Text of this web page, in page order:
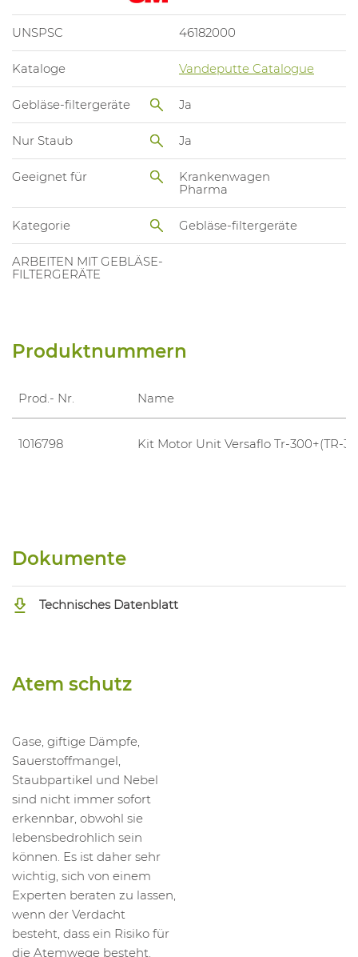
UNSPSC 46182000
Kataloge Vandeputte Catalogue
Gebläse-filtergeräte Ja
Nur Staub Ja
Geeignet für
Krankenwagen
Pharma
Kategorie Gebläse-filtergeräte
ARBEITEN MIT GEBLÄSE-
FILTERGERÄTE
Produktnummern
Prod.- Nr. Name
1016798 Kit Motor Unit Versaflo Tr-300+(TR-
Dokumente
Technisches Datenblatt
Atem schutz
Gase, giftige Dämpfe,
Sauerstoffmangel,
Staubpartikel und Nebel
sind nicht immer sofort
erkennbar, obwohl sie
lebensbedrohlich sein
können. Es ist daher sehr
wichtig, sich von einem
Experten beraten zu lassen,
wenn der Verdacht
besteht, dass ein Risiko für
die Atemwege besteht.